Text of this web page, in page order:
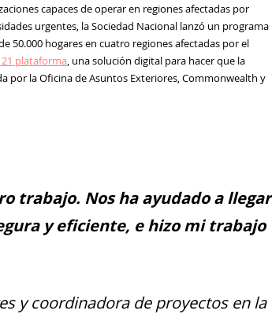
capaces de operar en regiones afectadas por
urgentes, la Sociedad Nacional lanzó un programa
50.000 hogares en cuatro regiones afectadas por el
plataforma , una solución digital para hacer que la
por la Oficina de Asuntos Exteriores, Commonwealth y
trabajo. Nos ha ayudado a llegar
y eficiente, e hizo mi trabajo
y coordinadora de proyectos en la